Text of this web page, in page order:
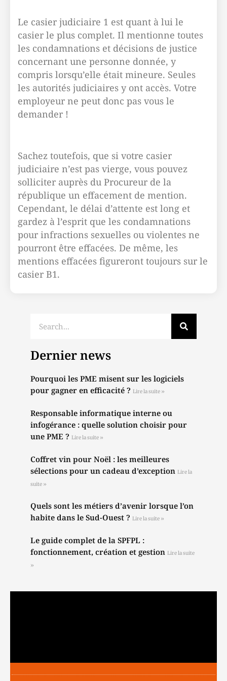
Le casier judiciaire 1 est quant à lui le
casier le plus complet. Il mentionne toutes
les condamnations et décisions de justice
concernant une personne donnée, y
compris lorsqu’elle était mineure. Seules
les autorités judiciaires y ont accès. Votre
employeur ne peut donc pas vous le
demander !
Sachez toutefois, que si votre casier
judiciaire n’est pas vierge, vous pouvez
solliciter auprès du Procureur de la
république un effacement de mention.
Cependant, le délai d’attente est long et
gardez à l’esprit que les condamnations
pour infractions sexuelles ou violentes ne
pourront être effacées. De même, les
mentions effacées figureront toujours sur le
casier B1.
Dernier news
Pourquoi les PME misent sur les logiciels
pour gagner en efficacité ? Lire la suite »
Responsable informatique interne ou
infogérance : quelle solution choisir pour
une PME ? Lire la suite »
Coffret vin pour Noël : les meilleures
sélections pour un cadeau d’exception Lire la
suite »
Quels sont les métiers d’avenir lorsque l’on
habite dans le Sud-Ouest ? Lire la suite »
Le guide complet de la SPFPL :
fonctionnement, création et gestion Lire la suite
»